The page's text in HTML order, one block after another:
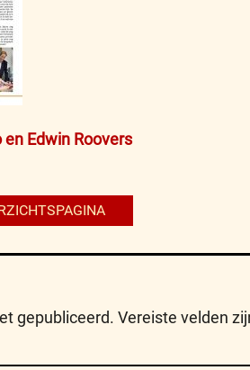
Edwin Roovers
gepubliceerd. Vereiste velden